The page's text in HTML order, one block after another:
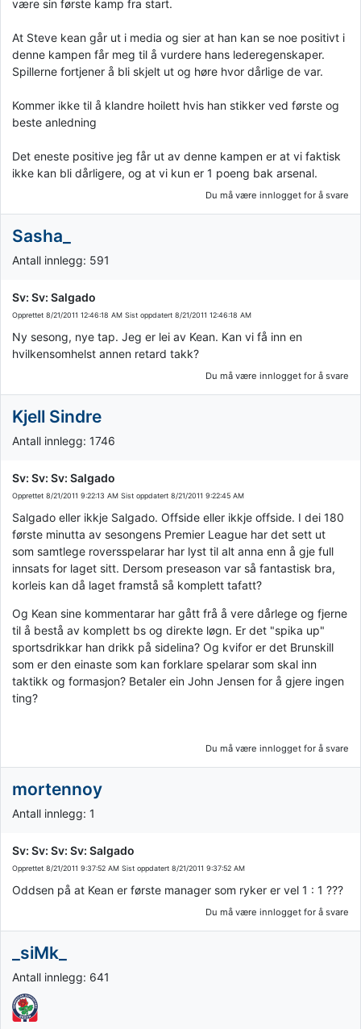
være sin første kamp fra start.
At Steve kean går ut i media og sier at han kan se noe positivt i
denne kampen får meg til å vurdere hans lederegenskaper.
Spillerne fortjener å bli skjelt ut og høre hvor dårlige de var.
Kommer ikke til å klandre hoilett hvis han stikker ved første og
beste anledning
Det eneste positive jeg får ut av denne kampen er at vi faktisk
ikke kan bli dårligere, og at vi kun er 1 poeng bak arsenal.
Du må være innlogget for å svare
Sasha_
Antall innlegg: 591
Sv: Sv: Salgado
Opprettet 8/21/2011 12:46:18 AM Sist oppdatert 8/21/2011 12:46:18 AM
Ny sesong, nye tap. Jeg er lei av Kean. Kan vi få inn en
hvilkensomhelst annen retard takk?
Du må være innlogget for å svare
Kjell Sindre
Antall innlegg: 1746
Sv: Sv: Sv: Salgado
Opprettet 8/21/2011 9:22:13 AM Sist oppdatert 8/21/2011 9:22:45 AM
Salgado eller ikkje Salgado. Offside eller ikkje offside. I dei 180
første minutta av sesongens Premier League har det sett ut
som samtlege roversspelarar har lyst til alt anna enn å gje full
innsats for laget sitt. Dersom preseason var så fantastisk bra,
korleis kan då laget framstå så komplett tafatt?
Og Kean sine kommentarar har gått frå å vere dårlege og fjerne
til å bestå av komplett bs og direkte løgn. Er det "spika up"
sportsdrikkar han drikk på sidelina? Og kvifor er det Brunskill
som er den einaste som kan forklare spelarar som skal inn
taktikk og formasjon? Betaler ein John Jensen for å gjere ingen
ting?
Du må være innlogget for å svare
mortennoy
Antall innlegg: 1
Sv: Sv: Sv: Sv: Salgado
Opprettet 8/21/2011 9:37:52 AM Sist oppdatert 8/21/2011 9:37:52 AM
Oddsen på at Kean er første manager som ryker er vel 1 : 1 ???
Du må være innlogget for å svare
_siMk_
Antall innlegg: 641